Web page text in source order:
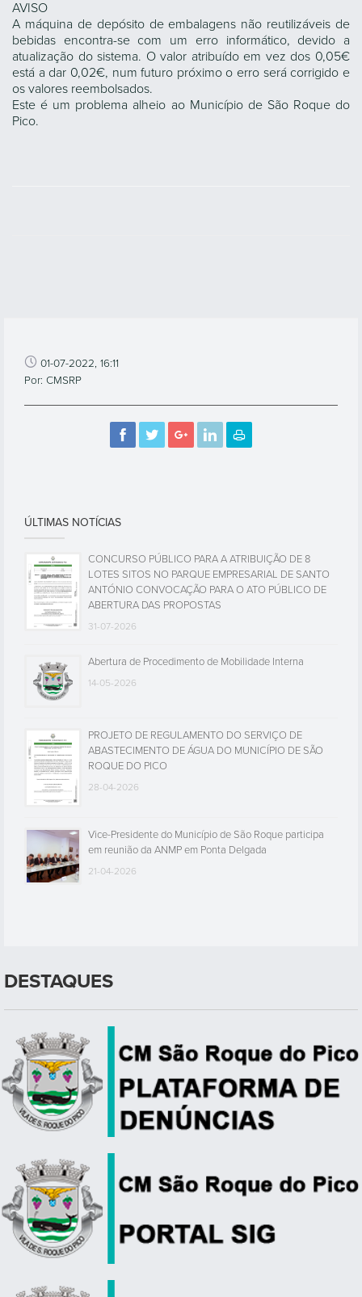
AVISO
A máquina de depósito de embalagens não reutilizáveis de
bebidas encontra-se com um erro informático, devido a
atualização do sistema. O valor atribuído em vez dos 0,05€
está a dar 0,02€, num futuro próximo o erro será corrigido e
os valores reembolsados.
Este é um problema alheio ao Município de São Roque do
Pico.
01-07-2022, 16:11
Por: CMSRP
ÚLTIMAS NOTÍCIAS
CONCURSO PÚBLICO PARA A ATRIBUIÇÃO DE 8
LOTES SITOS NO PARQUE EMPRESARIAL DE SANTO
ANTÓNIO CONVOCAÇÃO PARA O ATO PÚBLICO DE
ABERTURA DAS PROPOSTAS
31-07-2026
Abertura de Procedimento de Mobilidade Interna
14-05-2026
PROJETO DE REGULAMENTO DO SERVIÇO DE
ABASTECIMENTO DE ÁGUA DO MUNICÍPIO DE SÃO
ROQUE DO PICO
28-04-2026
Vice-Presidente do Município de São Roque participa
em reunião da ANMP em Ponta Delgada
21-04-2026
DESTAQUES